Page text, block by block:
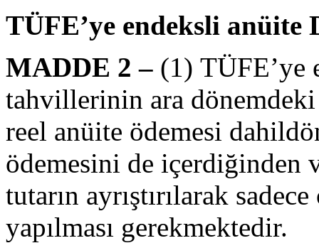
TÜFE’ye endeksli anüite
MADDE 2 – (1) TÜFE’ye
tahvillerinin ara
reel anüite ödemesi
ödemesini de içerdiğinden
tutarın ayrıştırılarak
yapılması gerekmektedir.